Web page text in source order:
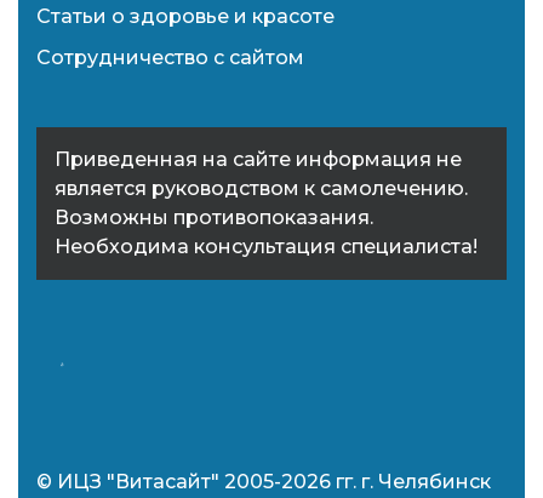
Статьи о здоровье и красоте
Сотрудничество с сайтом
Приведенная на сайте информация не
является руководством к самолечению.
Возможны противопоказания.
Необходима консультация специалиста!
© ИЦЗ "Витасайт" 2005-2026 гг. г. Челябинск